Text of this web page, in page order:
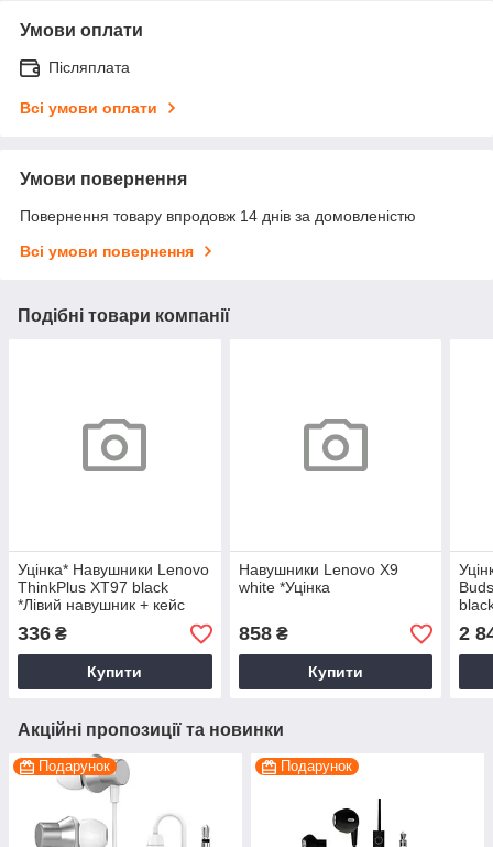
Умови оплати
Післяплата
Всі умови оплати
Умови повернення
Повернення товару впродовж 14 днів за домовленістю
Всі умови повернення
Подібні товари компанії
Уцінка* Навушники Lenovo
ThinkPlus XT97 black
*Лівий навушник + кейс
336 ₴
Купити
Навушники Lenovo X9
white *Уцінка
858₴
Купити
2
Акційні пропозиції та новинки
Подарунок Подарунок